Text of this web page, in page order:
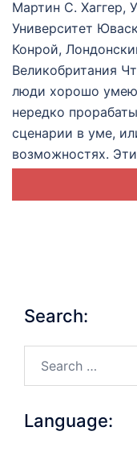
Мартин С. Хаггер,
Университет
Конрой,
Великобритания
люди хорошо
нередко
сценарии в уме,
возможностях.
Search:
Language: